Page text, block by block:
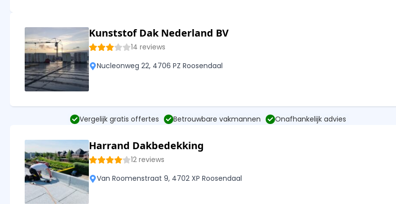
Kunststof Dak Nederland BV
14 reviews
Nucleonweg 22, 4706 PZ Roosendaal
Vergelijk gratis offertes Betrouwbare vakmannen Onafhankelijk advies
Harrand Dakbedekking
12 reviews
Van Roomenstraat 9, 4702 XP Roosendaal